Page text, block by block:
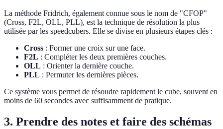
La méthode Fridrich, également connue sous le nom de "CFOP"
(Cross, F2L, OLL, PLL), est la technique de résolution la plus
utilisée par les speedcubers. Elle se divise en plusieurs étapes clés :
Cross : Former une croix sur une face.
F2L : Compléter les deux premières couches.
OLL : Orienter la dernière couche.
PLL : Permuter les dernières pièces.
Ce système vous permet de résoudre rapidement le cube, souvent en
moins de 60 secondes avec suffisamment de pratique.
3. Prendre des notes et faire des schémas